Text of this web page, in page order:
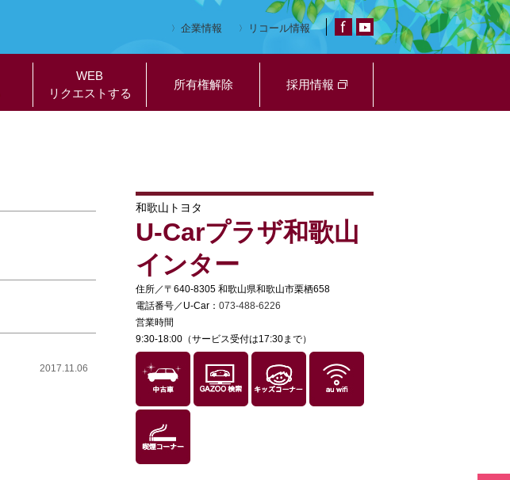
企業情報 リコール情報
WEB
リクエストする
所有権解除 採用情報
2017.11.06
和歌山トヨタ
U-Carプラザ和歌山
インター
住所／〒640-8305 和歌山県和歌山市栗栖658
電話番号／U-Car： 073-488-6226
営業時間
9:30-18:00（サービス受付は17:30まで）